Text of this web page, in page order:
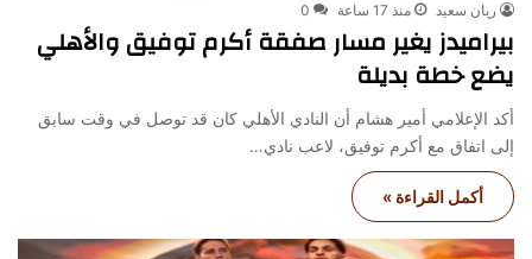
ريان سعيد منذ 17 ساعة 0
بيراميدز يغير مسار صفقة أكرم توفيق والأهلي
يضع خطة بديلة
أكد الإعلامي أمير هشام أن النادي الأهلي كان قد توصل في وقت سابق
إلى اتفاق مع أكرم توفيق، لاعب نادي…
أكمل القراءة »